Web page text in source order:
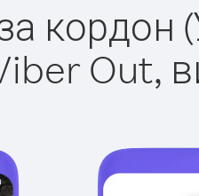
кордон
Out,